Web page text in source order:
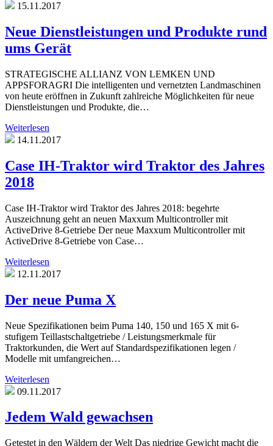
15.11.2017
Neue Dienstleistungen und Produkte rund
ums Gerät
STRATEGISCHE ALLIANZ VON LEMKEN UND
APPSFORAGRI Die intelligenten und vernetzten Landmaschinen
von heute eröffnen in Zukunft zahlreiche Möglichkeiten für neue
Dienstleistungen und Produkte, die…
Weiterlesen
14.11.2017
Case IH-Traktor wird Traktor des Jahres
2018
Case IH-Traktor wird Traktor des Jahres 2018: begehrte
Auszeichnung geht an neuen Maxxum Multicontroller mit
ActiveDrive 8-Getriebe Der neue Maxxum Multicontroller mit
ActiveDrive 8-Getriebe von Case…
Weiterlesen
12.11.2017
Der neue Puma X
Neue Spezifikationen beim Puma 140, 150 und 165 X mit 6-
stufigem Teillastschaltgetriebe / Leistungsmerkmale für
Traktorkunden, die Wert auf Standardspezifikationen legen /
Modelle mit umfangreichen…
Weiterlesen
09.11.2017
Jedem Wald gewachsen
Getestet in den Wäldern der Welt Das niedrige Gewicht macht die